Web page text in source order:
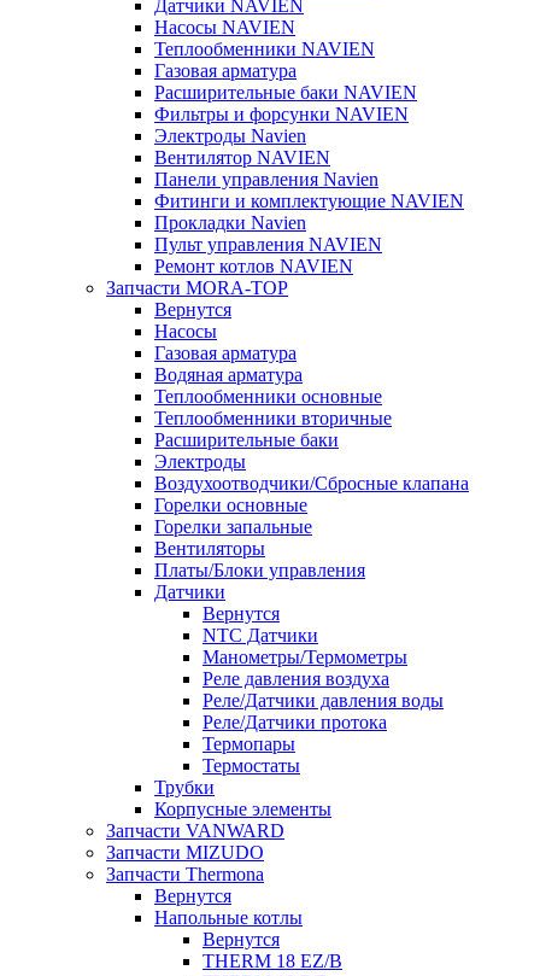
Датчики NAVIEN
Насосы NAVIEN
Теплообменники NAVIEN
Газовая арматура
Расширительные баки NAVIEN
Фильтры и форсунки NAVIEN
Электроды Navien
Вентилятор NAVIEN
Панели управления Navien
Фитинги и комплектующие NAVIEN
Прокладки Navien
Пульт управления NAVIEN
Ремонт котлов NAVIEN
Запчасти MORA-TOP
Вернутся
Насосы
Газовая арматура
Водяная арматура
Теплообменники основные
Теплообменники вторичные
Расширительные баки
Электроды
Воздухоотводчики/Сбросные клапана
Горелки основные
Горелки запальные
Вентиляторы
Платы/Блоки управления
Датчики
Вернутся
NTC Датчики
Манометры/Термометры
Реле давления воздуха
Реле/Датчики давления воды
Реле/Датчики протока
Термопары
Термостаты
Трубки
Корпусные элементы
Запчасти VANWARD
Запчасти MIZUDO
Запчасти Thermona
Вернутся
Напольные котлы
Вернутся
THERM 18 EZ/B